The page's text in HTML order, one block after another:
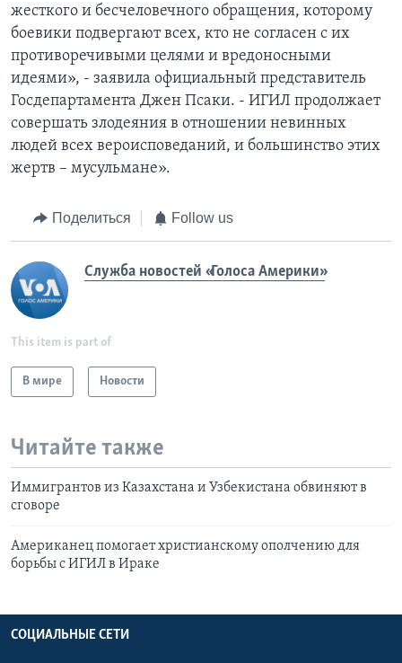
жесткого и бесчеловечного обращения, которому
боевики подвергают всех, кто не согласен с их
противоречивыми целями и вредоносными
идеями», - заявила официальный представитель
Госдепартамента Джен Псаки. - ИГИЛ продолжает
совершать злодеяния в отношении невинных
людей всех вероисповеданий, и большинство этих
жертв – мусульмане».
Поделиться Follow us
Служба новостей «Голоса Америки»
This item is part of
В мире Новости
Читайте также
Иммигрантов из Казахстана и Узбекистана обвиняют в
сговоре
Американец помогает христианскому ополчению для
борьбы с ИГИЛ в Ираке
СОЦИАЛЬНЫЕ СЕТИ